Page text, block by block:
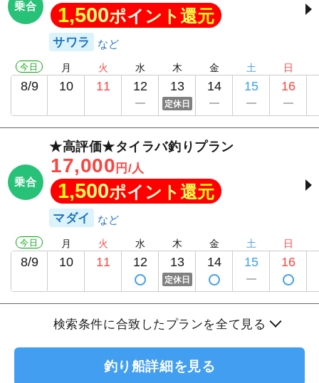
乗合 1,500ポイント還元
サワラ
今日
8/9
月
10
火
11
水
12
木
13
定休日
金
14
土
15
日
16
乗合
★高評価★タイラバ釣りプラン
17,000 円/人
1,500ポイント還元
マダイ
今日
8/9
月
10
火
11
水
12
木
13
定休日
金
14
土
15
日
16
検索条件に合致したプランを全て見る
釣り船詳細を見る